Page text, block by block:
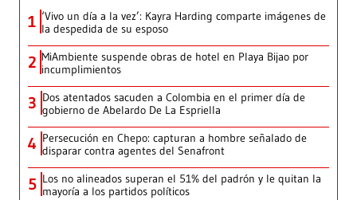
1 ‘Vivo un día a la vez’: Kayra Harding comparte imágenes de
la despedida de su esposo
2 MiAmbiente suspende obras de hotel en Playa Bijao por
incumplimientos
3 Dos atentados sacuden a Colombia en el primer día de
gobierno de Abelardo De La Espriella
4 Persecución en Chepo: capturan a hombre señalado de
disparar contra agentes del Senafront
5 Los no alineados superan el 51% del padrón y le quitan la
mayoría a los partidos políticos